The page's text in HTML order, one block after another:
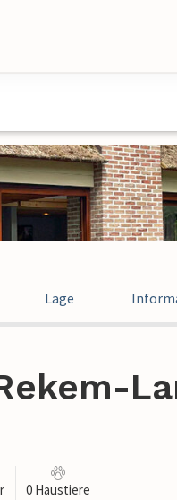
Lage
0 Haustiere